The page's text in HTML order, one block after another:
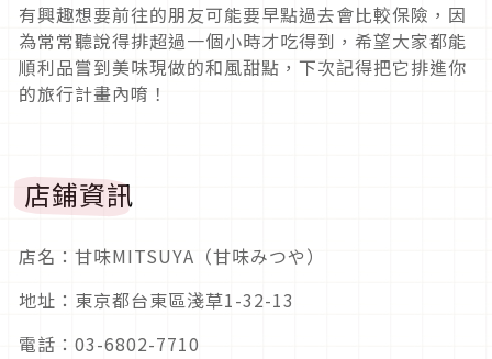
有興趣想要前往的朋友可能要早點過去會比較保險，因
為常常聽說得排超過一個小時才吃得到，希望大家都能
順利品嘗到美味現做的和風甜點，下次記得把它排進你
的旅行計畫內唷！
店鋪資訊
店名：甘味MITSUYA（甘味みつや）
地址：東京都台東區淺草1-32-13
電話：03-6802-7710